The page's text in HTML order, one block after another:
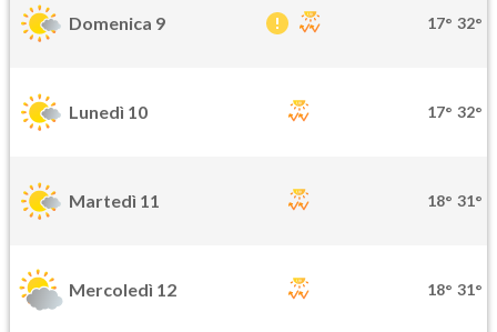
Domenica 9 17° 32°
Lunedì 10 17° 32°
Martedì 11 18° 31°
Mercoledì 12 18° 31°